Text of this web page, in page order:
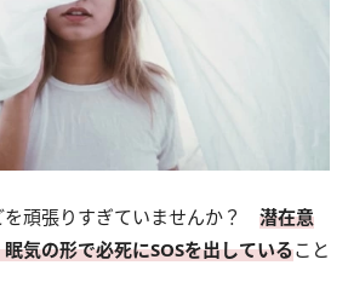
頑張りすぎていませんか？ 潜在意
気の形で必死にSOSを出していること